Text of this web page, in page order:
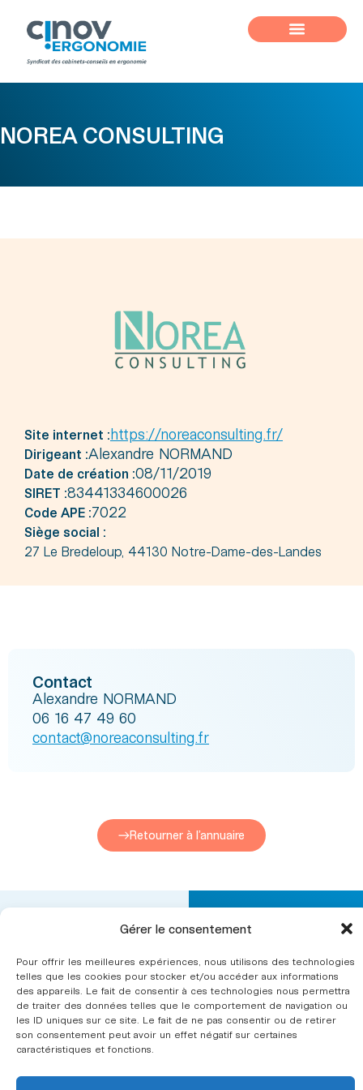
Gérer le consentement
Pour offrir les meilleures expériences, nous utilisons des technologies
telles que les cookies pour stocker et/ou accéder aux informations
des appareils. Le fait de consentir à ces technologies nous permettra
de traiter des données telles que le comportement de navigation ou
les ID uniques sur ce site. Le fait de ne pas consentir ou de retirer
son consentement peut avoir un effet négatif sur certaines
caractéristiques et fonctions.
NOREA CONSULTING
Site internet :https://noreaconsulting.fr/
Dirigeant :Alexandre NORMAND
Date de création :08/11/2019
SIRET :83441334600026
Code APE :7022
Siège social :
27 Le Bredeloup, 44130 Notre-Dame-des-Landes
Contact
Alexandre NORMAND
06 16 47 49 60
contact@noreaconsulting.fr
Retourner à l’annuaire
CINOV ergonomie fait
partie
de la fédération
CINOV.
L’ergonomie
d’intervention
Le syndicat
Annuaire
des
conseil en